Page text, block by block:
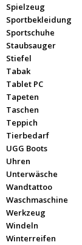
Spielzeug
Sportbekleidung
Sportschuhe
Staubsauger
Stiefel
Tabak
Tablet PC
Tapeten
Taschen
Teppich
Tierbedarf
UGG Boots
Uhren
Unterwäsche
Wandtattoo
Waschmaschine
Werkzeug
Windeln
Winterreifen